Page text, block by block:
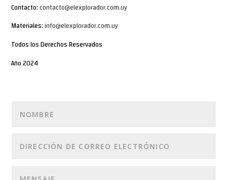
Contacto:contacto@elexplorador.com.uy
Materiales:info@elexplorador.com.uy
Todos los Derechos Reservados
Año 2024